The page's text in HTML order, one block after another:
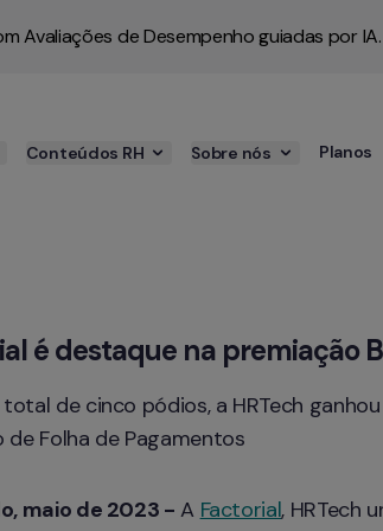
Avaliações de Desempenho guiadas por
Conteúdos RH Sobre nós Planos
é destaque na premiação
de cinco pódios, a HRTech
de Folha de Pagamentos
maio de 2023 - A Factorial, HRTech